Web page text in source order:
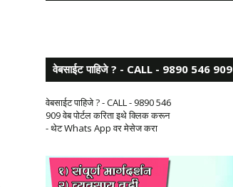
वेबसाईट पाहिजे ? - CALL - 9890 546 909
वेबसाईट पाहिजे ? - CALL - 9890 546
909 वेब पोर्टल करिता इथे क्लिक करून
- थेट Whats App वर मेसेज करा